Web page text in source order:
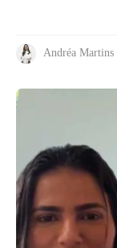
Andréa Martins